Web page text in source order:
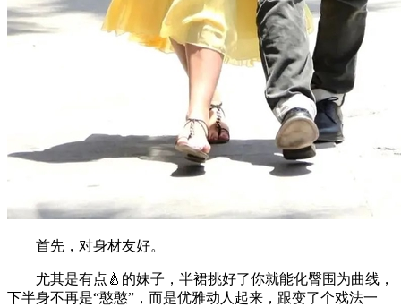
首先，对身材友好。
尤其是有点🍐的妹子，半裙挑好了你就能化臀围为曲线，
下半身不再是“憨憨”，而是优雅动人起来，跟变了个戏法一